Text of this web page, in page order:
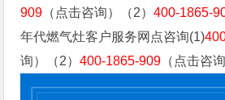
909 （点击咨询）（2）400-1865-
年代燃气灶客户服务网点咨询(1)
询）（2）400-1865-909 （点击咨询